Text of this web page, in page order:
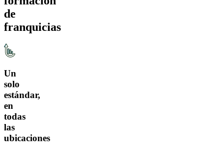
de
franquicias
Un
solo
estándar,
en
todas
las
ubicaciones